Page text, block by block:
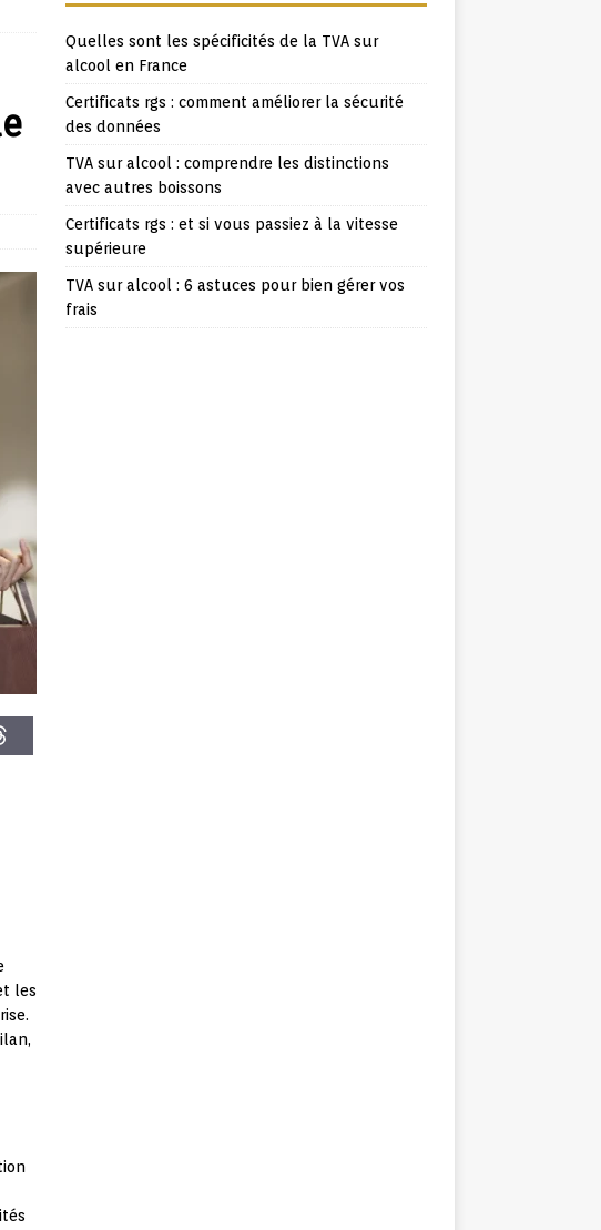
les
Quelles sont les spécificités de la TVA sur
alcool en France
Certificats rgs : comment améliorer la sécurité
des données
TVA sur alcool : comprendre les distinctions
avec autres boissons
Certificats rgs : et si vous passiez à la vitesse
supérieure
TVA sur alcool : 6 astuces pour bien gérer vos
frais